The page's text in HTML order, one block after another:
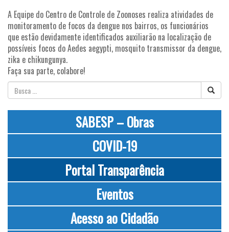
A Equipe do Centro de Controle de Zoonoses realiza atividades de
monitoramento de focos da dengue nos bairros, os funcionários
que estão devidamente identificados auxiliarão na localização de
possíveis focos do Aedes aegypti, mosquito transmissor da dengue,
zika e chikungunya.
Faça sua parte, colabore!
SABESP – Obras
COVID-19
Portal Transparência
Eventos
Acesso ao Cidadão